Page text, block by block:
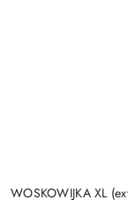
WOSKOWIJKA XL